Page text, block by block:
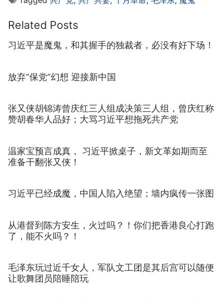
Related Posts
习近平是魔鬼，和其握手的独裁者，必没有好下场！
放弃“保党”幻想 迎接新中国
张又侠胡锦涛曾庆红三人组成决策三人组，曾庆红称
赞胡春华人品好；大骂习近平想拖死共产党
温家宝预言成真， 习近平掀桌子，新文革如期而至
准备干翻张又侠！
习近平已经成魔，中国人陷入绝望；墙内疯传一张图
从港督到陈方安生，火过吗？！你们把香港良心打跑
了，能不火吗？！
毛泽东玩过近千女人，军队文工团是其后宫可以随便
让歌舞团员陪睡陪玩